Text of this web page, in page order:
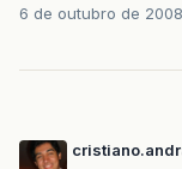
6 de outubro de 2008